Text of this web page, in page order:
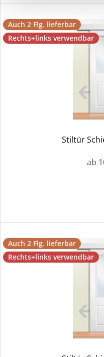
Auch 2 Flg. lieferbar
Rechts+links verwendbar
Stiltür
ab
Auch 2 Flg. lieferbar
Rechts+links verwendbar